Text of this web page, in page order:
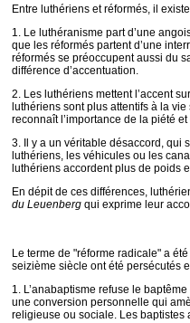
Entre luthériens et réformés, il
1. Le luthéranisme part d’une
que les réformés partent d’une
réformés se préoccupent aussi du
différence d’accentuation.
2. Les luthériens mettent l’accent
luthériens sont plus attentifs à la
reconnaît l’importance de la piété
3. Il y a un véritable désaccord, qui
luthériens, les véhicules ou les
luthériens accordent plus de poids
En dépit de ces différences,
du Leuenberg qui exprime leur
Le terme de "réforme radicale" a
seizième siècle ont été persécutés
1. L’anabaptisme refuse le
une conversion personnelle qui
religieuse ou sociale. Les baptistes